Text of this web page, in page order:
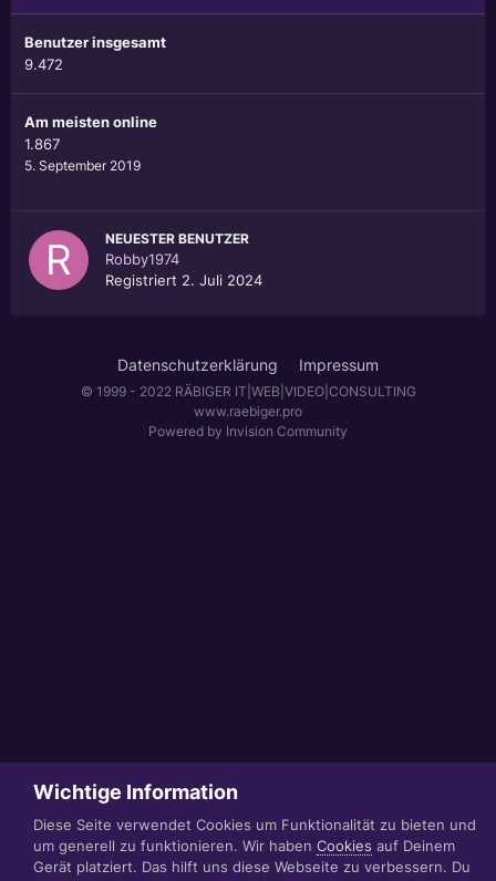
Benutzer insgesamt
9.472
Am meisten online
1.867
5. September 2019
NEUESTER BENUTZER
Robby1974
Registriert 2. Juli 2024
Datenschutzerklärung Impressum
© 1999 - 2022 RÄBIGER IT|WEB|VIDEO|CONSULTING
www.raebiger.pro
Powered by Invision Community
Wichtige Information
Diese Seite verwendet Cookies um Funktionalität zu bieten und
um generell zu funktionieren. Wir haben Cookies auf Deinem
Gerät platziert. Das hilft uns diese Webseite zu verbessern. Du